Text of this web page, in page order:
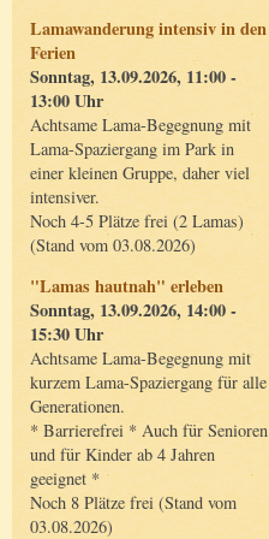
Lamawanderung intensiv in den
Ferien
Sonntag, 13.09.2026, 11:00 -
13:00 Uhr
Achtsame Lama-Begegnung mit
Lama-Spaziergang im Park in
einer kleinen Gruppe, daher viel
intensiver.
Noch 4-5 Plätze frei (2 Lamas)
(Stand vom 03.08.2026)
"Lamas hautnah" erleben
Sonntag, 13.09.2026, 14:00 -
15:30 Uhr
Achtsame Lama-Begegnung mit
kurzem Lama-Spaziergang für alle
Generationen.
* Barrierefrei * Auch für Senioren
und für Kinder ab 4 Jahren
geeignet *
Noch 8 Plätze frei (Stand vom
03.08.2026)